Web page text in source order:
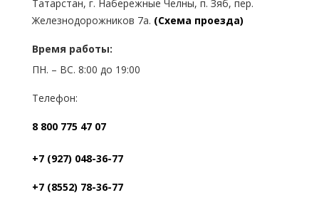
Татарстан, г. Набережные Челны, п. Зяб, пер.
Железнодорожников 7а. (Схема проезда)
Время работы:
ПН. – ВС. 8:00 до 19:00
Телефон:
8 800 775 47 07
+7 (927) 048-36-77
+7 (8552) 78-36-77